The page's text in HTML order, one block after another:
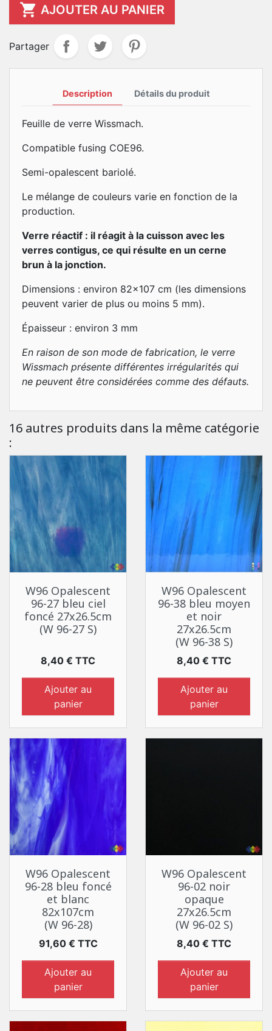
 AJOUTER AU PANIER
Partager
Description Détails du produit
Feuille de verre Wissmach.
Compatible fusing COE96.
Semi-opalescent bariolé.
Le mélange de couleurs varie en fonction de la
production.
Verre réactif : il réagit à la cuisson avec les
verres contigus, ce qui résulte en un cerne
brun à la jonction.
Dimensions : environ 82x107 cm (les dimensions
peuvent varier de plus ou moins 5 mm).
Épaisseur : environ 3 mm
En raison de son mode de fabrication, le verre
Wissmach présente différentes irrégularités qui
ne peuvent être considérées comme des défauts.
16 autres produits dans la même catégorie
:
W96 Opalescent
96-27 bleu ciel
foncé 27x26.5cm
(W 96-27 S)
Prix
8,40 € TTC
Ajouter au
panier
W96 Opalescent
96-38 bleu moyen
et noir
27x26.5cm
(W 96-38 S)
Prix
8,40 € TTC
Ajouter au
panier
W96 Opalescent
96-28 bleu foncé
et blanc
82x107cm
(W 96-28)
Prix
91,60 € TTC
Ajouter au
panier
W96 Opalescent
96-02 noir
opaque
27x26.5cm
(W 96-02 S)
Prix
8,40 € TTC
Ajouter au
panier